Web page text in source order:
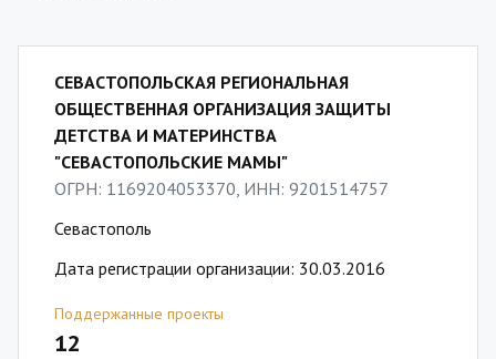
СЕВАСТОПОЛЬСКАЯ РЕГИОНАЛЬНАЯ
ОБЩЕСТВЕННАЯ ОРГАНИЗАЦИЯ ЗАЩИТЫ
ДЕТСТВА И МАТЕРИНСТВА
"СЕВАСТОПОЛЬСКИЕ МАМЫ"
ОГРН: 1169204053370, ИНН: 9201514757
Севастополь
Дата регистрации организации: 30.03.2016
Поддержанные проекты
12